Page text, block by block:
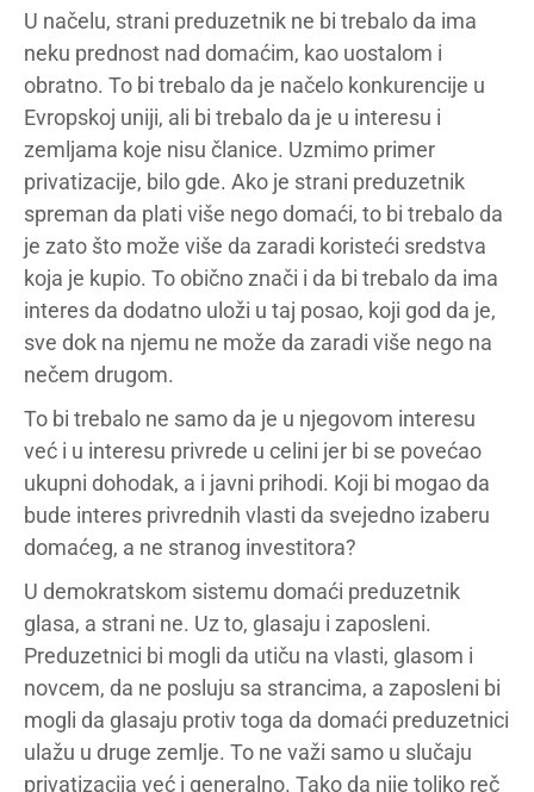
U načelu, strani preduzetnik ne bi trebalo da ima
neku prednost nad domaćim, kao uostalom i
obratno. To bi trebalo da je načelo konkurencije u
Evropskoj uniji, ali bi trebalo da je u interesu i
zemljama koje nisu članice. Uzmimo primer
privatizacije, bilo gde. Ako je strani preduzetnik
spreman da plati više nego domaći, to bi trebalo da
je zato što može više da zaradi koristeći sredstva
koja je kupio. To obično znači i da bi trebalo da ima
interes da dodatno uloži u taj posao, koji god da je,
sve dok na njemu ne može da zaradi više nego na
nečem drugom.
To bi trebalo ne samo da je u njegovom interesu
već i u interesu privrede u celini jer bi se povećao
ukupni dohodak, a i javni prihodi. Koji bi mogao da
bude interes privrednih vlasti da svejedno izaberu
domaćeg, a ne stranog investitora?
U demokratskom sistemu domaći preduzetnik
glasa, a strani ne. Uz to, glasaju i zaposleni.
Preduzetnici bi mogli da utiču na vlasti, glasom i
novcem, da ne posluju sa strancima, a zaposleni bi
mogli da glasaju protiv toga da domaći preduzetnici
ulažu u druge zemlje. To ne važi samo u slučaju
privatizacija već i generalno. Tako da nije toliko reč